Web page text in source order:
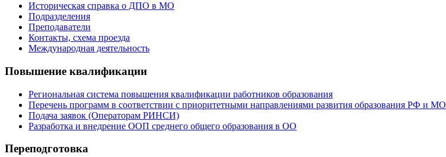
Историческая справка о ДПО в МО
Подразделения
Преподаватели
Контакты, схема проезда
Международная деятельность
Повышение квалификации
Региональная система повышения квалификации работников образования
Перечень программ в соответствии с приоритетными направлениями развития образования РФ и МО
Подача заявок (Операторам РИНСИ)
Разработка и внедрение ООП среднего общего образования в ОО
Переподготовка